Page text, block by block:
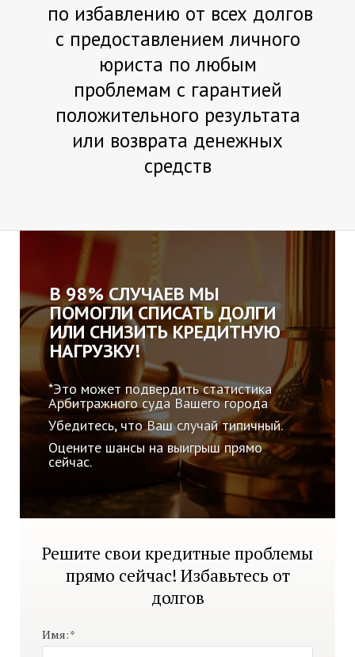
по избавлению от всех долгов
с предоставлением личного
юриста по любым
проблемам с гарантией
положительного результата
или возврата денежных
средств
В 98% СЛУЧАЕВ МЫ
ПОМОГЛИ СПИСАТЬ ДОЛГИ
ИЛИ СНИЗИТЬ КРЕДИТНУЮ
НАГРУЗКУ!
*Это может подвердить статистика
Арбитражного суда Вашего города
Убедитесь, что Ваш случай типичный.
Оцените шансы на выигрыш прямо
сейчас.
Решите свои кредитные проблемы
прямо сейчас! Избавьтесь от
долгов
Имя:*